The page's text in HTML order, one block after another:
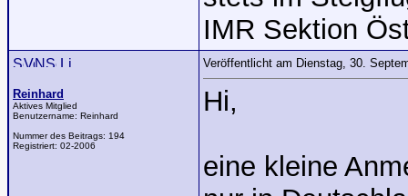
IMR Sektion
Reinhard
Aktives Mitglied
Benutzername: Reinhard
Nummer des Beitrags: 194
Registriert: 02-2006
Veröffentlicht am Dienstag, 30.
Hi,
eine kleine